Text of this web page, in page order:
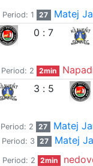
Period: 1 27 Matej
0 : 7
Period: 2 2min
3 : 5
Period: 2 27 Matej
Period: 3 27 Matej
Period: 2 2min